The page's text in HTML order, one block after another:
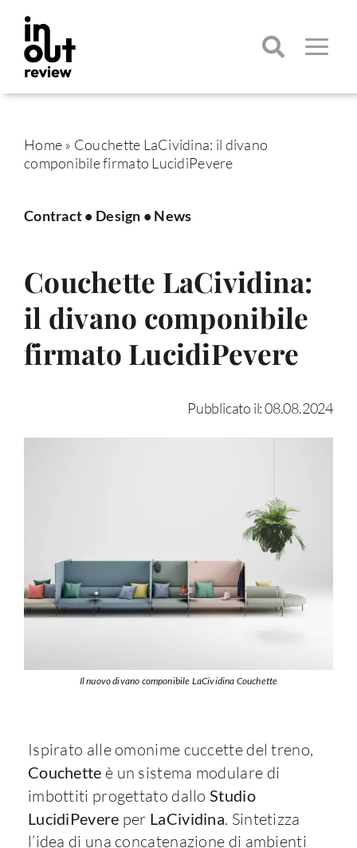
contenuto
Toggle
per:
Home» Couchette LaCividina: il divano
componibile firmato LucidiPevere
Contract• Design • News
Couchette LaCividina:
il divano componibile
firmato LucidiPevere
Pubblicato il: 08.08.2024
Il nuovo divano componibile LaCividina Couchette
Ispirato alle omonime cuccette del treno,
Couchette è un sistema modulare di
imbottiti progettato dalloStudio
LucidiPevere per LaCividina. Sintetizza
l’idea di una concatenazione di ambienti